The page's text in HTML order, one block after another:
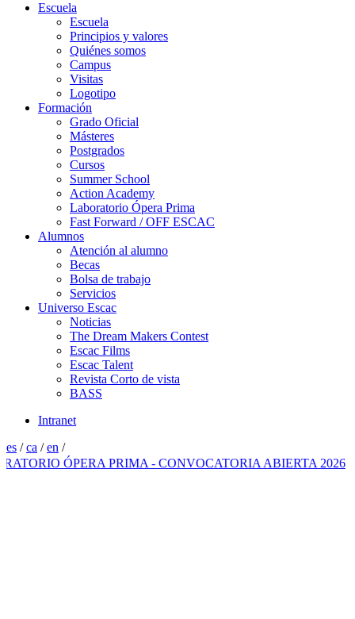
Escuela
Escuela
Principios y valores
Quiénes somos
Campus
Visitas
Logotipo
Formación
Grado Oficial
Másteres
Postgrados
Cursos
Summer School
Action Academy
Laboratorio Ópera Prima
Fast Forward / OFF ESCAC
Alumnos
Atención al alumno
Becas
Bolsa de trabajo
Servicios
Universo Escac
Noticias
The Dream Makers Contest
Escac Films
Escac Talent
Revista Corto de vista
BASS
Intranet
es /ca /en /
ÓPERA PRIMA - CONVOCATORIA ABIERTA 2026